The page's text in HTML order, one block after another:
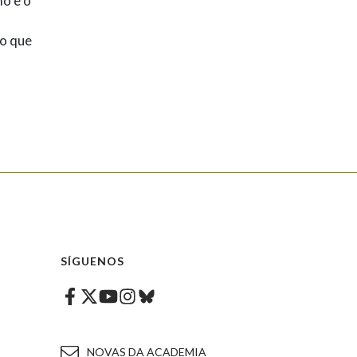
que
SÍGUENOS
Facebook
Twitter
Youtube
Instagram
Bluesky
NOVAS DA ACADEMIA